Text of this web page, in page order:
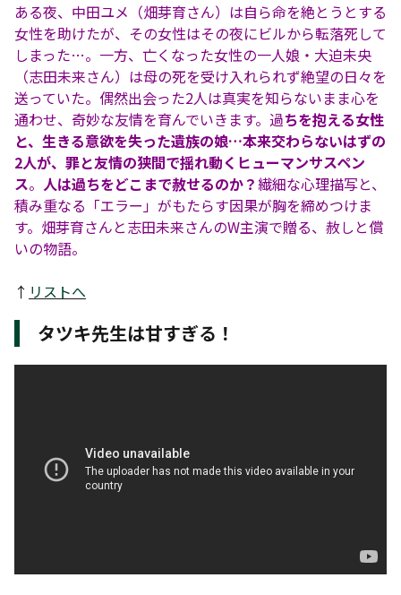
ある夜、中田ユメ（畑芽育さん）は自ら命を絶とうとする
女性を助けたが、その女性はその夜にビルから転落死して
しまった…。一方、亡くなった女性の一人娘・大迫未央
（志田未来さん）は母の死を受け入れられず絶望の日々を
送っていた。偶然出会った2人は真実を知らないまま心を
通わせ、奇妙な友情を育んでいきます。過ちを抱える女性
と、生きる意欲を失った遺族の娘…本来交わらないはずの
2人が、罪と友情の狭間で揺れ動くヒューマンサスペン
ス。 人は過ちをどこまで赦せるのか？繊細な心理描写と、
積み重なる「エラー」がもたらす因果が胸を締めつけま
す。畑芽育さんと志田未来さんのW主演で贈る、赦しと償
いの物語。
↑ リストへ
タツキ先生は甘すぎる！